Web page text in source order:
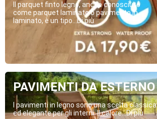
Il parquet finto legno, anche conosciuto
come parquet laminato o pavimento in
laminato, è un tipo...Di più
PAVIMENTI DA ESTERNO
I pavimenti in legno sono una scelta classica
ed elegante per gli interni. Il calore...Di più